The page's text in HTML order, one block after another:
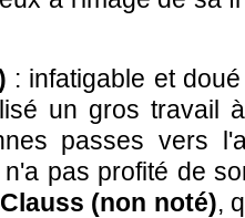
: infatigable et
un gros travail
passes vers
pas profité de
(non noté),